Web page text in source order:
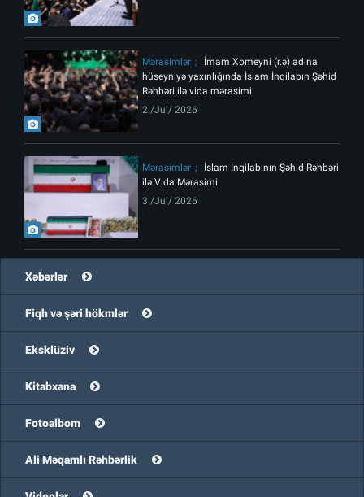
Mərasimlər
İmam Xomeyni (r.ə) adına
hüseyniyə yaxınlığında İslam İnqilabın Şəhid
Rəhbəri ilə vida mərasimi
2 /Jul/ 2026
Mərasimlər
İslam İnqilabının Şəhid Rəhbəri
ilə Vida Mərasimi
3 /Jul/ 2026
Xəbərlər
Fiqh və şəri hökmlər
Eksklüziv
Kitabxana
Fotoalbom
Ali Məqamlı Rəhbərlik